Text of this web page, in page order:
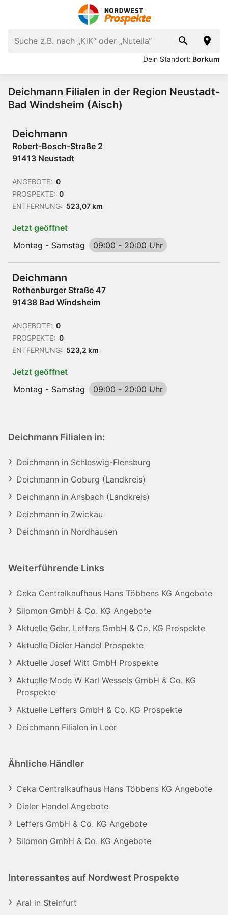
Dein Standort: Borkum
Deichmann Filialen in der Region Neustadt-
Bad Windsheim (Aisch)
Deichmann
Robert-Bosch-Straße 2
91413 Neustadt
ANGEBOTE: 0
PROSPEKTE: 0
ENTFERNUNG: 523,07 km
Jetzt geöffnet
Montag - Samstag
09:00 - 20:00 Uhr
Deichmann
Rothenburger Straße 47
91438 Bad Windsheim
ANGEBOTE: 0
PROSPEKTE: 0
ENTFERNUNG: 523,2 km
Jetzt geöffnet
Montag - Samstag
09:00 - 20:00 Uhr
Deichmann Filialen in:
Deichmann in Schleswig-Flensburg
Deichmann in Coburg (Landkreis)
Deichmann in Ansbach (Landkreis)
Deichmann in Zwickau
Deichmann in Nordhausen
Weiterführende Links
Ceka Centralkaufhaus Hans Többens KG Angebote
Silomon GmbH & Co. KG Angebote
Aktuelle Gebr. Leffers GmbH & Co. KG Prospekte
Aktuelle Dieler Handel Prospekte
Aktuelle Josef Witt GmbH Prospekte
Aktuelle Mode W Karl Wessels GmbH & Co. KG
Prospekte
Aktuelle Leffers GmbH & Co. KG Prospekte
Deichmann Filialen in Leer
Ähnliche Händler
Ceka Centralkaufhaus Hans Többens KG Angebote
Dieler Handel Angebote
Leffers GmbH & Co. KG Angebote
Silomon GmbH & Co. KG Angebote
Interessantes auf Nordwest Prospekte
Aral in Steinfurt